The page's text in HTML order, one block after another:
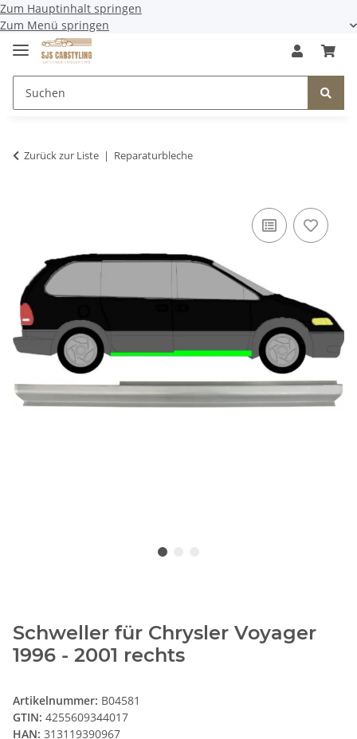
Zum Hauptinhalt springen
Zum Menü springen
Zurück zur Liste Reparaturbleche
Schweller für Chrysler Voyager
1996 - 2001 rechts
Artikelnummer: B04581
GTIN: 4255609344017
HAN: 313119390967